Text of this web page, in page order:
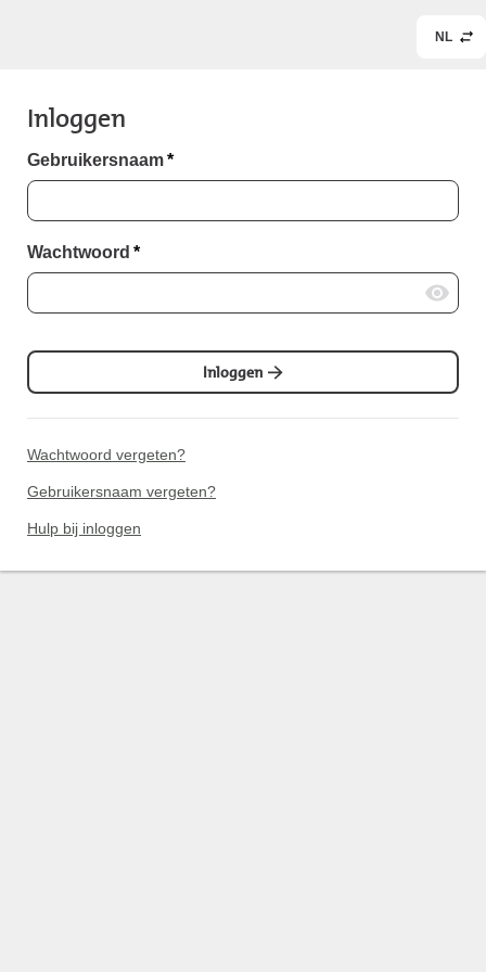
NL
Inloggen
Gebruikersnaam*
Wachtwoord *
Inloggen
Wachtwoord vergeten?
Gebruikersnaam vergeten?
Hulp bij inloggen